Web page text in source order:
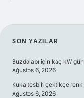
SON YAZILAR
Buzdolabı için kaç kW
Ağustos 6, 2026
Kuka tesbih çektikçe renk
Ağustos 6, 2026